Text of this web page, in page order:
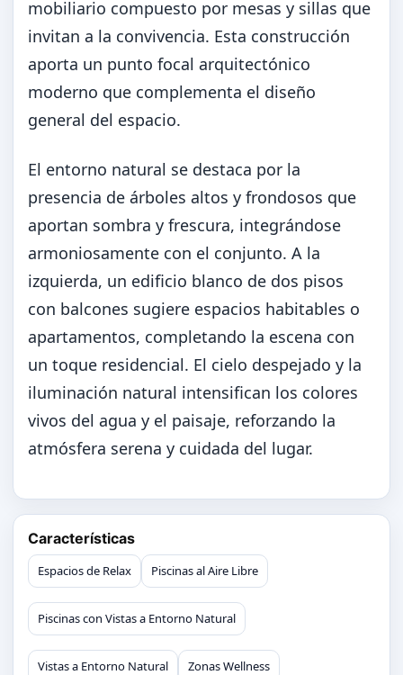
mobiliario compuesto por mesas y sillas que
invitan a la convivencia. Esta construcción
aporta un punto focal arquitectónico
moderno que complementa el diseño
general del espacio.
El entorno natural se destaca por la
presencia de árboles altos y frondosos que
aportan sombra y frescura, integrándose
armoniosamente con el conjunto. A la
izquierda, un edificio blanco de dos pisos
con balcones sugiere espacios habitables o
apartamentos, completando la escena con
un toque residencial. El cielo despejado y la
iluminación natural intensifican los colores
vivos del agua y el paisaje, reforzando la
atmósfera serena y cuidada del lugar.
Características
Espacios de Relax Piscinas al Aire Libre
Piscinas con Vistas a Entorno Natural
Vistas a Entorno Natural Zonas Wellness